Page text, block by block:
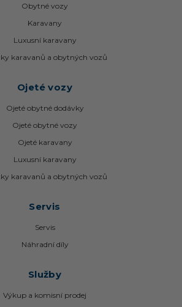
Obytné vozy
Karavany
Luxusní karavany
karavanů a obytných vozů
Ojeté vozy
Ojeté obytné dodávky
Ojeté obytné vozy
Ojeté karavany
Luxusní karavany
karavanů a obytných vozů
Servis
Servis
Náhradní díly
Služby
Výkup a komisní prodej